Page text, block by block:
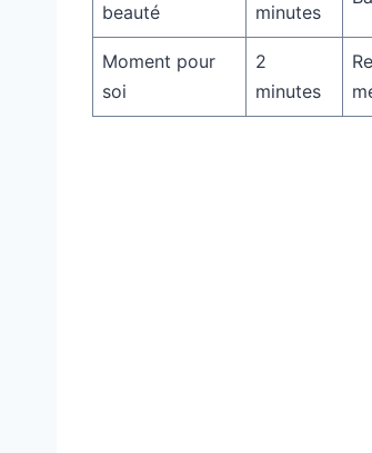
beauté
minutes
Moment pour
soi
2
minutes